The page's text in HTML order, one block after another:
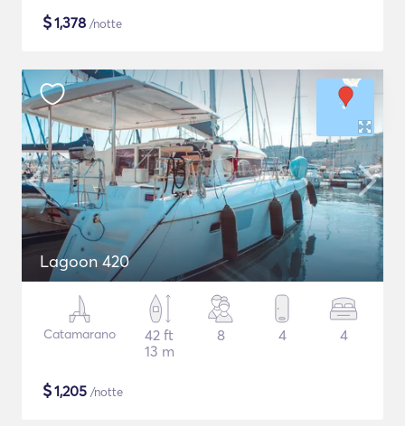
$1,378 /notte
Lagoon 420
Catamarano
42 ft
13 m
8 4 4
$1,205 /notte